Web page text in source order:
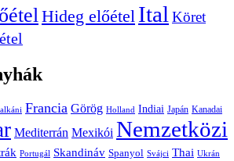
Hideg előétel Ital Köret
Francia Görög Holland Indiai Japán Kanadai
Mediterrán Mexikói Nemzetközi
Portugál Skandináv Spanyol Svájci Thai Ukrán